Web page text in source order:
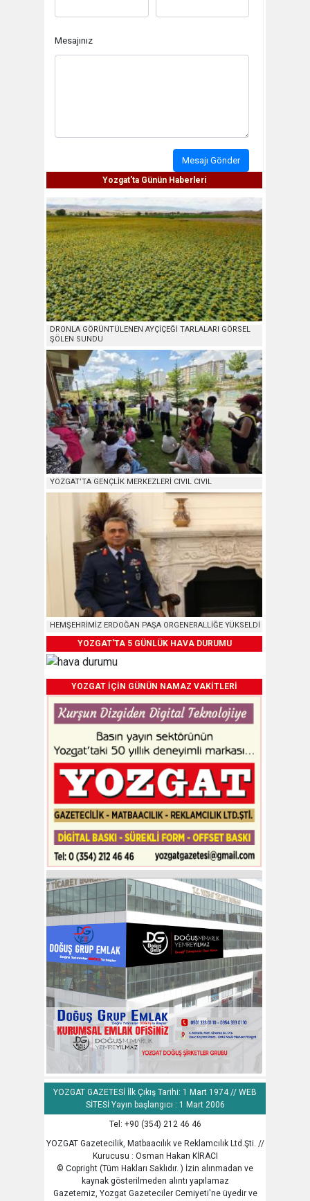
Mesajınız
Mesajı Gönder
Yozgat'ta Günün Haberleri
DRONLA GÖRÜNTÜLENEN AYÇİÇEĞİ TARLALARI GÖRSEL
ŞÖLEN SUNDU
YOZGAT’TA GENÇLİK MERKEZLERİ CIVIL CIVIL
HEMŞEHRİMİZ ERDOĞAN PAŞA ORGENERALLİĞE YÜKSELDİ
YOZGAT'TA 5 GÜNLÜK HAVA DURUMU
YOZGAT İÇİN GÜNÜN NAMAZ VAKİTLERİ
YOZGAT GAZETESİ İlk Çıkış Tarihi: 1 Mart 1974 // WEB
SİTESİ Yayın başlangıcı : 1 Mart 2006
Tel: +90 (354) 212 46 46
YOZGAT Gazetecilik, Matbaacılık ve Reklamcılık Ltd.Şti. //
Kurucusu : Osman Hakan KİRACI
© Copright (Tüm Hakları Saklıdır. ) İzin alınmadan ve
kaynak gösterilmeden alıntı yapılamaz
Gazetemiz, Yozgat Gazeteciler Cemiyeti'ne üyedir ve